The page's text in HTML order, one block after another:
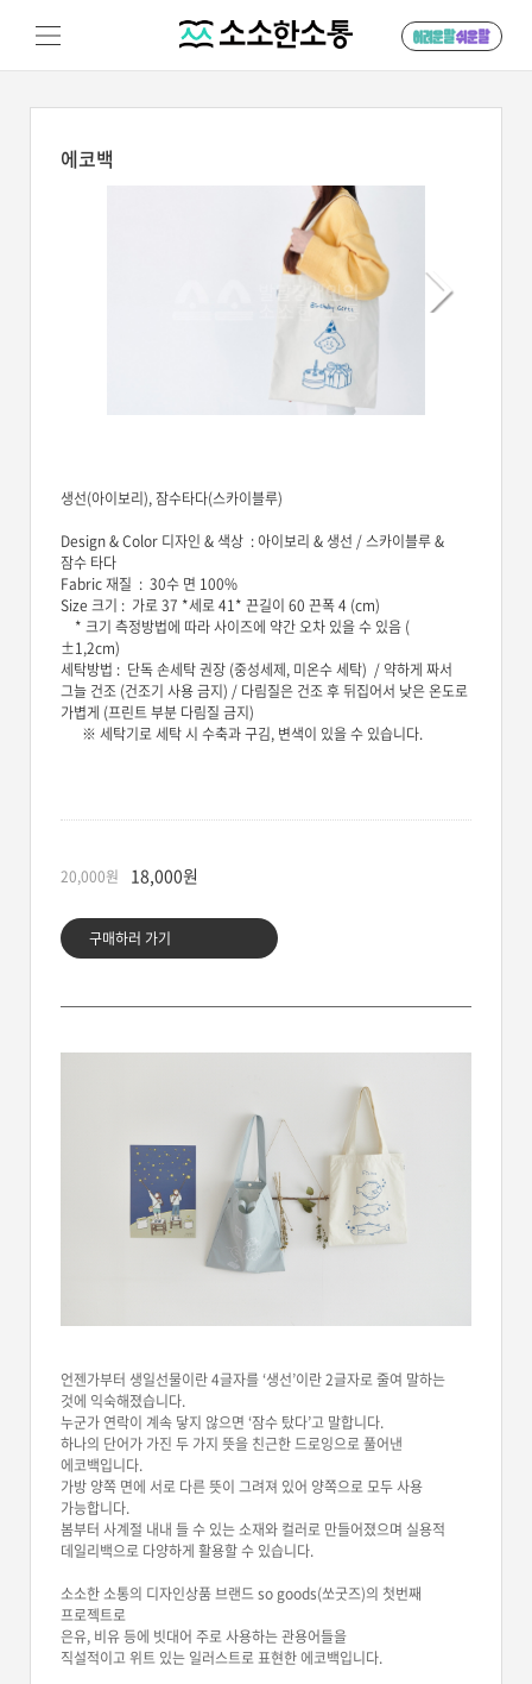
에코백
생선(아이보리), 잠수타다(스카이블루)
Design & Color 디자인 & 색상 : 아이보리 & 생선 / 스카이블루 &
잠수 타다
Fabric 재질 : 30수 면 100%
Size 크기 : 가로 37 *세로 41* 끈길이 60 끈폭 4 (cm)
* 크기 측정방법에 따라 사이즈에 약간 오차 있을 수 있음 (
±1,2cm)
세탁방법 : 단독 손세탁 권장 (중성세제, 미온수 세탁) / 약하게 짜서
그늘 건조 (건조기 사용 금지) / 다림질은 건조 후 뒤집어서 낮은 온도로
가볍게 (프린트 부분 다림질 금지)
※ 세탁기로 세탁 시 수축과 구김, 변색이 있을 수 있습니다.
20,000원 18,000원
구매하러 가기
언젠가부터 생일선물이란 4글자를 ‘생선’이란 2글자로 줄여 말하는
것에 익숙해졌습니다.
누군가 연락이 계속 닿지 않으면 ‘잠수 탔다’고 말합니다.
하나의 단어가 가진 두 가지 뜻을 친근한 드로잉으로 풀어낸
에코백입니다.
가방 양쪽 면에 서로 다른 뜻이 그려져 있어 양쪽으로 모두 사용
가능합니다.
봄부터 사계절 내내 들 수 있는 소재와 컬러로 만들어졌으며​ 실용적
데일리백으로 다양하게 활용할 수 있습니다.
소소한 소통의 디자인상품 브랜드 so goods(쏘굿즈)의 첫번째
프로젝트로
은유, 비유 등에 빗대어 주로 사용하는 관용어들을
직설적이고 위트 있는 일러스트로 표현한 에코백입니다.